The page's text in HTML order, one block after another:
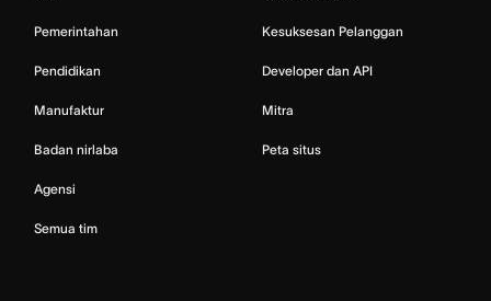
Pemerintahan
Pendidikan
Manufaktur
Badan nirlaba
Agensi
Semua tim
Kesuksesan Pelanggan
Developer dan API
Mitra
Peta situs